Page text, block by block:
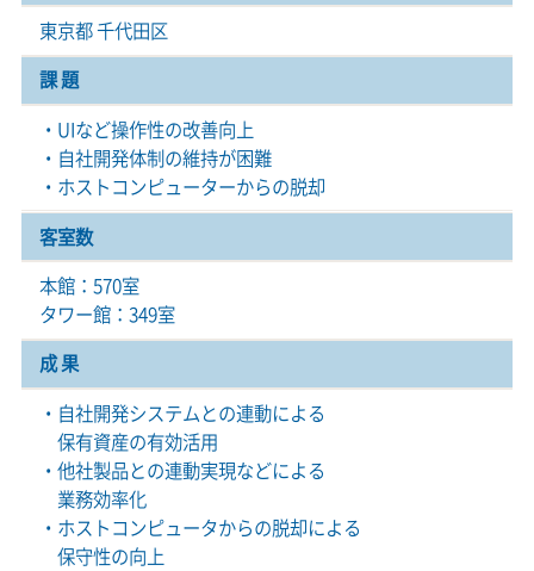
東京都 千代田区
課 題
・UIなど操作性の改善向上
・自社開発体制の維持が困難
・ホストコンピューターからの脱却
客室数
本館：570室
タワー館：349室
成 果
・自社開発システムとの連動による
保有資産の有効活用
・他社製品との連動実現などによる
業務効率化
・ホストコンピュータからの脱却による
保守性の向上